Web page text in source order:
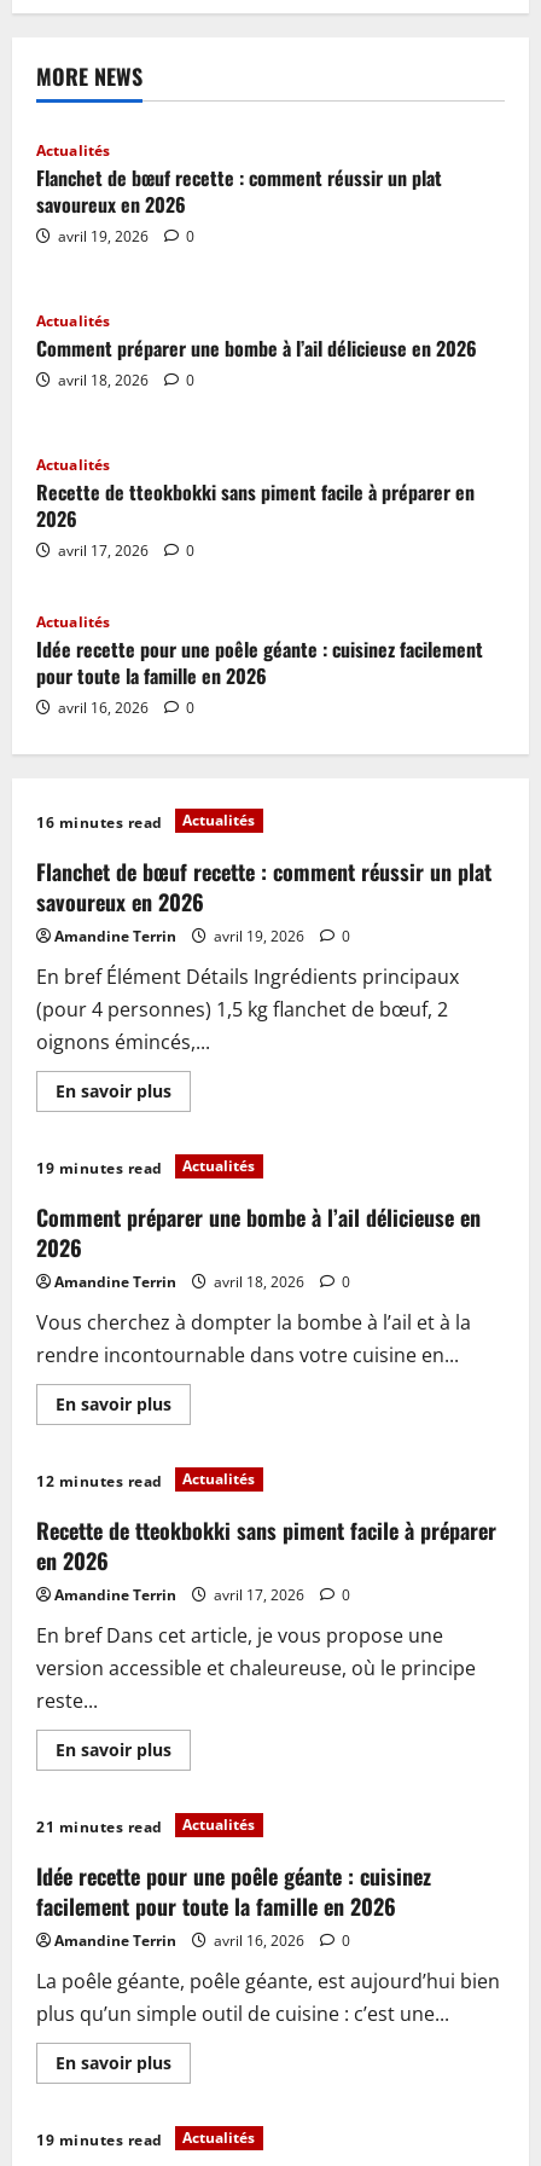
MORE NEWS
Actualités
Flanchet de bœuf recette : comment réussir un plat
savoureux en 2026
avril 19, 2026 0
Actualités
Comment préparer une bombe à l’ail délicieuse en 2026
avril 18, 2026 0
Actualités
Recette de tteokbokki sans piment facile à préparer en
2026
avril 17, 2026 0
Actualités
Idée recette pour une poêle géante : cuisinez facilement
pour toute la famille en 2026
avril 16, 2026 0
16 minutes read Actualités
Flanchet de bœuf recette : comment réussir un plat
savoureux en 2026
Amandine Terrin avril 19, 2026 0
En bref Élément Détails Ingrédients principaux
(pour 4 personnes) 1,5 kg flanchet de bœuf, 2
oignons émincés,...
En savoir plusEn
savoir
Flanchet
de
recette
:
un
plat
savoureux
en
19 minutes read Actualités
Comment préparer une bombe à l’ail délicieuse en
2026
Amandine Terrin avril 18, 2026 0
Vous cherchez à dompter la bombe à l’ail et à la
rendre incontournable dans votre cuisine en...
En savoir plusEn
savoir
Comment
préparer
bombe
à
en
2026
12 minutes read Actualités
Recette de tteokbokki sans piment facile à préparer
en 2026
Amandine Terrin avril 17, 2026 0
En bref Dans cet article, je vous propose une
version accessible et chaleureuse, où le principe
reste...
En savoir plusEn
savoir
Recette
de
sans
piment
facile
à
préparer
en
21 minutes read Actualités
Idée recette pour une poêle géante : cuisinez
facilement pour toute la famille en 2026
Amandine Terrin avril 16, 2026 0
La poêle géante, poêle géante, est aujourd’hui bien
plus qu’un simple outil de cuisine : c’est une...
En savoir plusEn
savoir
Idée
recette
19 minutes read Actualités